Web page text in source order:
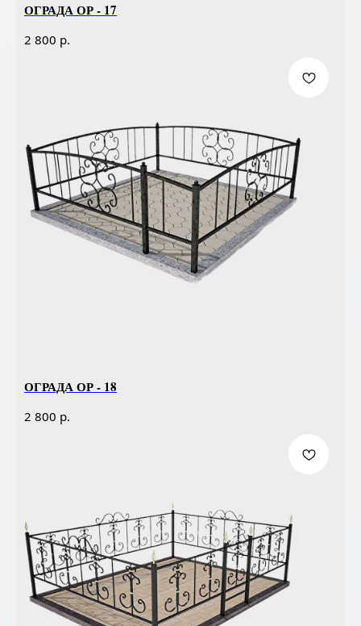
ОГРАДА ОР - 17
2 800 р.
ОГРАДА ОР - 18
2 800 р.